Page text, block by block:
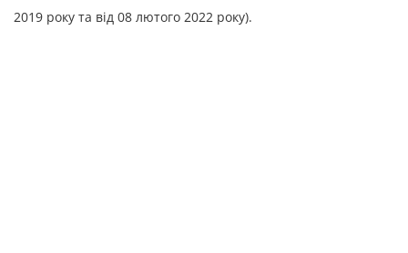
2019 року та від 08 лютого 2022 року).